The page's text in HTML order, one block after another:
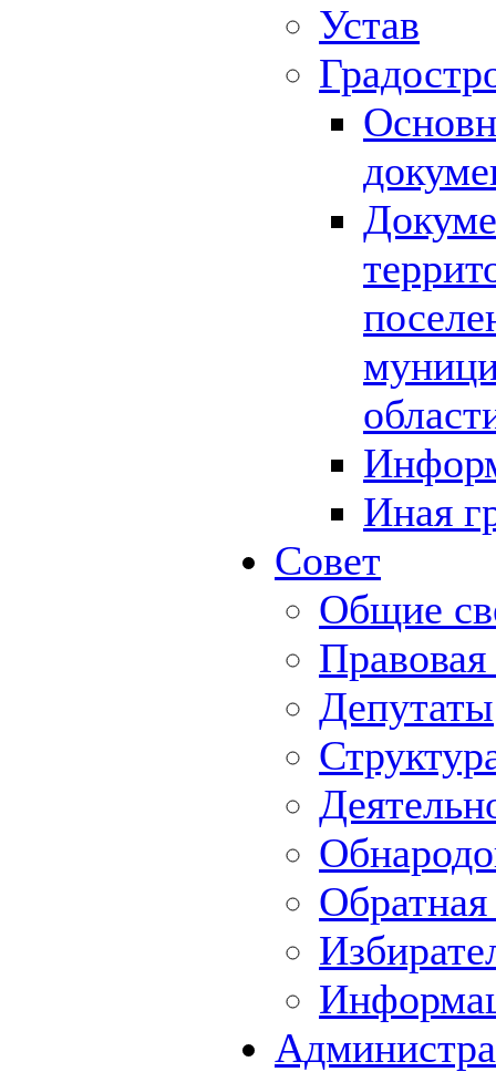
Устав
Иная
Совет
Общие
Правовая
Депутаты
Обратная